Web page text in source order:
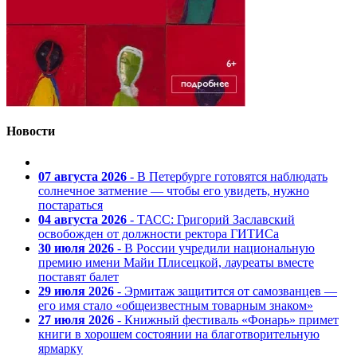
Новости
07 августа 2026 - В Петербурге готовятся наблюдать
солнечное затмение — чтобы его увидеть, нужно
постараться
04 августа 2026 - ТАСС: Григорий Заславский
освобожден от должности ректора ГИТИСа
30 июля 2026 - В России учредили национальную
премию имени Майи Плисецкой, лауреаты вместе
поставят балет
29 июля 2026 - Эрмитаж защитится от самозванцев —
его имя стало «общеизвестным товарным знаком»
27 июля 2026 - Книжный фестиваль «Фонарь» примет
книги в хорошем состоянии на благотворительную
ярмарку